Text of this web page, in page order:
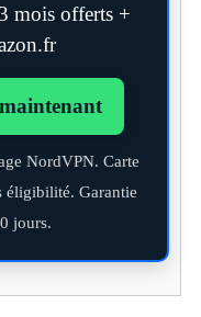
mois offerts +
NordVPN. Carte
éligibilité. Garantie
jours.